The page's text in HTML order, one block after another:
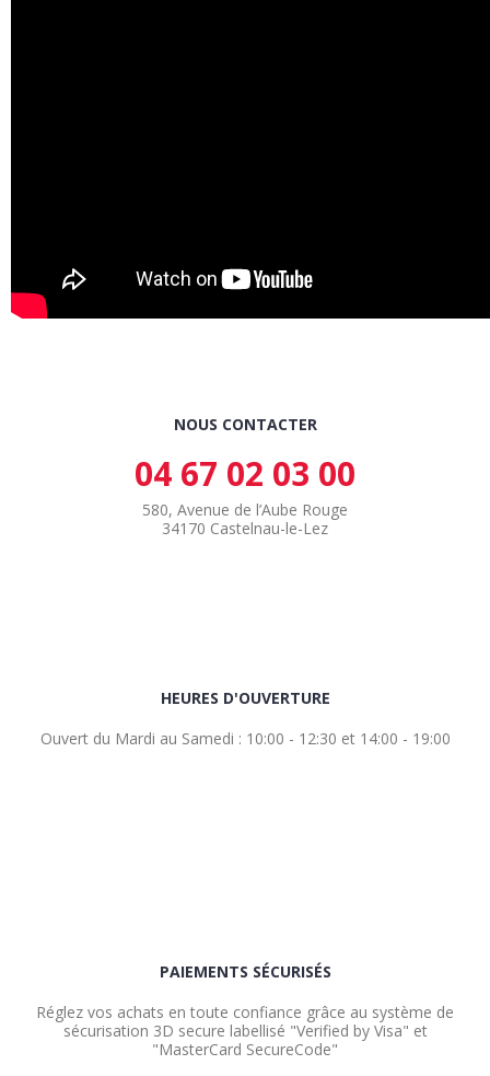
NOUS CONTACTER
04 67 02 03 00
580, Avenue de l’Aube Rouge
34170 Castelnau-le-Lez
HEURES D'OUVERTURE
Ouvert du Mardi au Samedi : 10:00 - 12:30 et 14:00 - 19:00
PAIEMENTS SÉCURISÉS
Réglez vos achats en toute confiance grâce au système de
sécurisation 3D secure labellisé "Verified by Visa" et
"MasterCard SecureCode"